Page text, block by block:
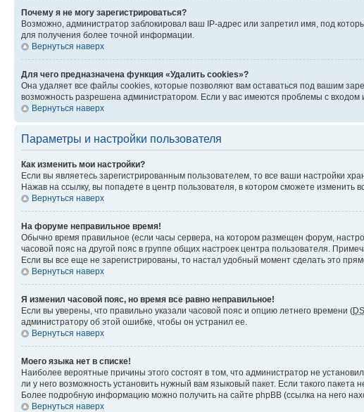
Почему я не могу зарегистрироваться?
Возможно, администратор заблокировал ваш IP-адрес или запретил имя, под
для получения более точной информации.
Вернуться наверх
Для чего предназначена функция «Удалить cookies»?
Она удаляет все файлы cookies, которые позволяют вам оставаться под вашим
возможность разрешена администратором. Если у вас имеются проблемы с
Вернуться наверх
Параметры и настройки пользователя
Как изменить мои настройки?
Если вы являетесь зарегистрированным пользователем, то все ваши настройки
Нажав на ссылку, вы попадете в центр пользователя, в котором сможете изменить
Вернуться наверх
На форуме неправильное время!
Обычно время правильное (если часы сервера, на котором размещен форум,
часовой пояс на другой пояс в группе общих настроек центра пользователя.
Если вы все еще не зарегистрированы, то настал удобный момент сделать это
Вернуться наверх
Я изменил часовой пояс, но время все равно неправильное!
Если вы уверены, что правильно указали часовой пояс и опцию летнего времени (
администратору об этой ошибке, чтобы он устранил ее.
Вернуться наверх
Моего языка нет в списке!
Наиболее вероятные причины этого состоят в том, что администратор не
ли у него возможность установить нужный вам языковый пакет. Если такого
Более подробную информацию можно получить на сайте phpBB (ссылка на него
Вернуться наверх